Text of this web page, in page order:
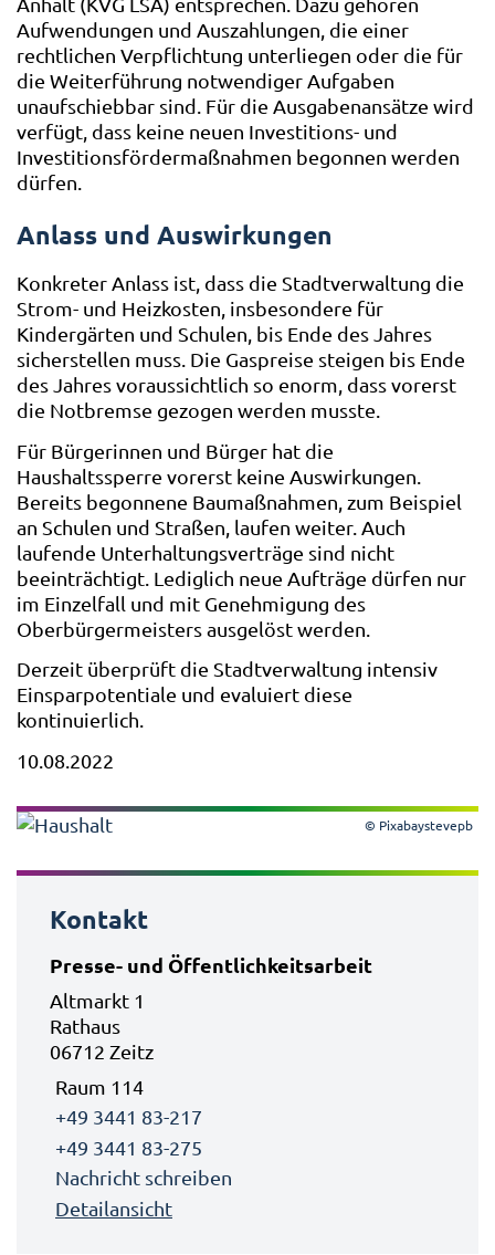
Aufwendungen und Auszahlungen, die einer
rechtlichen Verpflichtung unterliegen oder die für
die Weiterführung notwendiger Aufgaben
unaufschiebbar sind. Für die Ausgabenansätze wird
verfügt, dass keine neuen Investitions- und
Investitionsfördermaßnahmen begonnen werden
dürfen.
Anlass und Auswirkungen
Konkreter Anlass ist, dass die Stadtverwaltung die
Strom- und Heizkosten, insbesondere für
Kindergärten und Schulen, bis Ende des Jahres
sicherstellen muss. Die Gaspreise steigen bis Ende
des Jahres voraussichtlich so enorm, dass vorerst
die Notbremse gezogen werden musste.
Für Bürgerinnen und Bürger hat die
Haushaltssperre vorerst keine Auswirkungen.
Bereits begonnene Baumaßnahmen, zum Beispiel
an Schulen und Straßen, laufen weiter. Auch
laufende Unterhaltungsverträge sind nicht
beeinträchtigt. Lediglich neue Aufträge dürfen nur
im Einzelfall und mit Genehmigung des
Oberbürgermeisters ausgelöst werden.
Derzeit überprüft die Stadtverwaltung intensiv
Einsparpotentiale und evaluiert diese
kontinuierlich.
10.08.2022
© Pixabaystevepb
Kontakt
Presse- und Öffentlichkeitsarbeit
Altmarkt 1
Rathaus
06712 Zeitz
Raum 114
+49 3441 83-217
+49 3441 83-275
Nachricht schreiben
Detailansicht